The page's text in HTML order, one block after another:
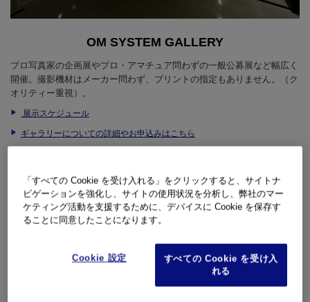
OM SYSTEM GALLERY
プロ写真家の企画展やプロ・アマチュア問わずの一般公募展など幅広く
開催。撮影機材はメーカー問わず、プリントの指定もありません。（ク
オリティー重視）。
展示スケジュール
ギャラリーについての詳細やお申込みはこちら
・翌年4月～9月開催の公募展は9月1日から9月31日(必着)の期間受付い
たします。
受賞すれば写真展を開催できる若手写真家支援コンテスト「Limelight
Limelight 2026の詳細はこちら
「すべての Cookie を受け入れる」をクリックすると、サイトナ
ビゲーションを強化し、サイトの使用状況を分析し、弊社のマー
ケティング活動を支援するために、デバイスに Cookie を保存す
ることに同意したことになります。
Cookie 設定
すべての Cookie を受け入
れる